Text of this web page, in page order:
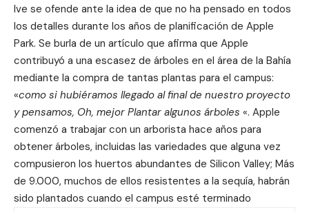
Ive se ofende ante la idea de que no ha pensado en todos
los detalles durante los años de planificación de Apple
Park. Se burla de un artículo que afirma que Apple
contribuyó a una escasez de árboles en el área de la Bahía
mediante la compra de tantas plantas para el campus:
«como si hubiéramos llegado al final de nuestro proyecto
y pensamos, Oh, mejor Plantar algunos árboles «. Apple
comenzó a trabajar con un arborista hace años para
obtener árboles, incluidas las variedades que alguna vez
compusieron los huertos abundantes de Silicon Valley; Más
de 9.000, muchos de ellos resistentes a la sequía, habrán
sido plantados cuando el campus esté terminado